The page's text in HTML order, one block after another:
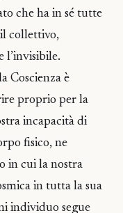
che ha in sé tutte
il collettivo,
l’invisibile.
Coscienza è
proprio per la
incapacità di
fisico, ne
in cui la nostra
in tutta la sua
individuo segue